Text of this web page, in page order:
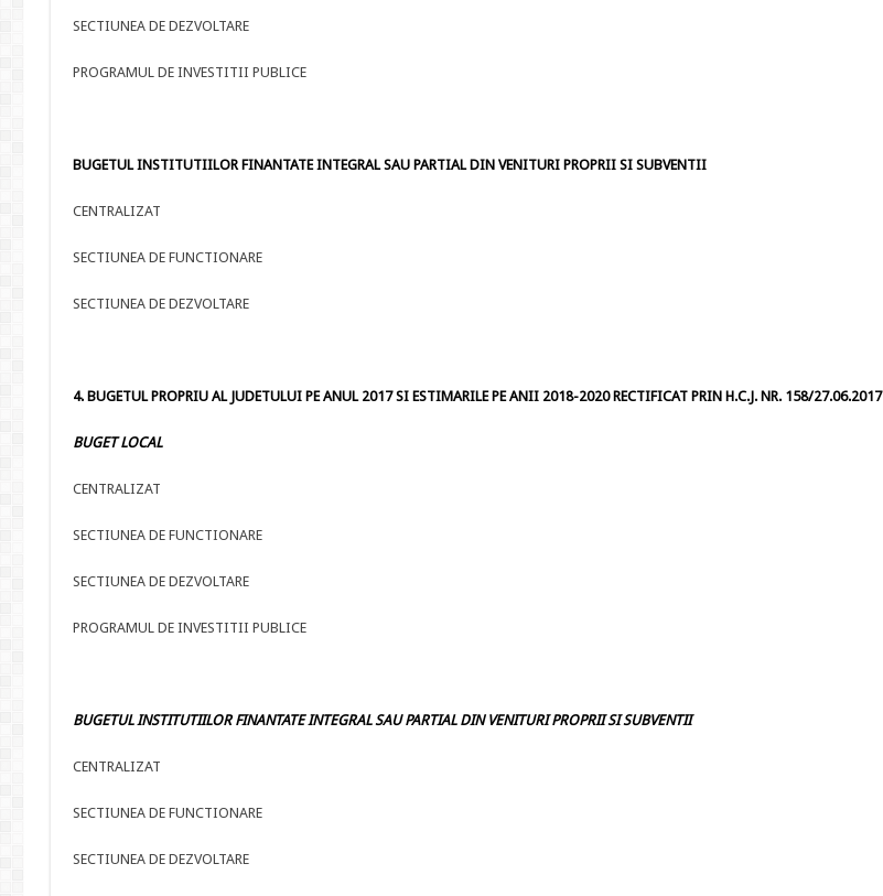
SECTIUNEA DE DEZVOLTARE
PROGRAMUL DE INVESTITII PUBLICE
BUGETUL INSTITUTIILOR FINANTATE INTEGRAL SAU PARTIAL DIN VENITURI PROPRII SI SUBVENTII
CENTRALIZAT
SECTIUNEA DE FUNCTIONARE
SECTIUNEA DE DEZVOLTARE
4. BUGETUL PROPRIU AL JUDETULUI PE ANUL 2017 SI ESTIMARILE PE ANII 2018-2020 RECTIFICAT PRIN H.C.J. NR. 158/27.06.2017
BUGET LOCAL
CENTRALIZAT
SECTIUNEA DE FUNCTIONARE
SECTIUNEA DE DEZVOLTARE
PROGRAMUL DE INVESTITII PUBLICE
BUGETUL INSTITUTIILOR FINANTATE INTEGRAL SAU PARTIAL DIN VENITURI PROPRII SI SUBVENTII
CENTRALIZAT
SECTIUNEA DE FUNCTIONARE
SECTIUNEA DE DEZVOLTARE